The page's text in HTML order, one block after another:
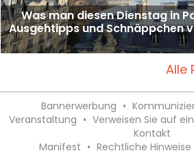
Was man diesen Dienstag in
Ausgehtipps und Schnäppchen
Alle
Bannerwerbung •
Veranstaltung • Verweisen Sie auf
Kontakt
Manifest • Rechtliche Hinweise